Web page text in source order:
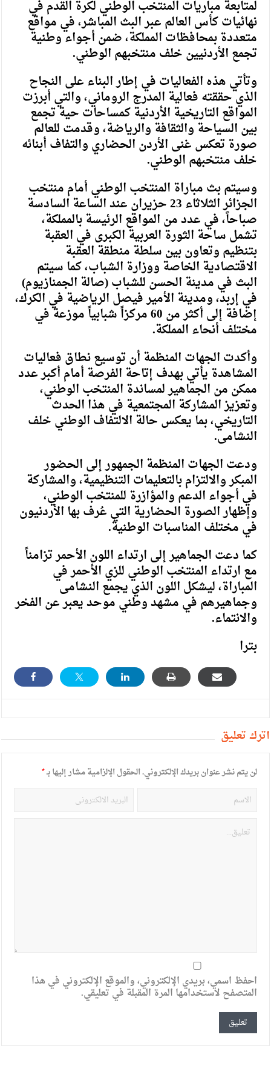
لمتابعة مباريات المنتخب الوطني لكرة القدم في
نهائيات كأس العالم عبر البث المباشر، في مواقع
متعددة بمحافظات المملكة، ضمن أجواء وطنية
تجمع الأردنيين خلف منتخبهم الوطني.
وتأتي هذه الفعاليات في إطار البناء على النجاح
الذي حققته فعالية المدرج الروماني، والتي أبرزت
المواقع التاريخية الأردنية كمساحات حية تجمع
بين السياحة والثقافة والرياضة، وقدمت للعالم
صورة تعكس غنى الأردن الحضاري والتفاف أبنائه
خلف منتخبهم الوطني.
وسيتم بث مباراة المنتخب الوطني أمام منتخب
الجزائر الثلاثاء 23 حزيران عند الساعة السادسة
صباحاً، في عدد من المواقع الرئيسة بالمملكة،
تشمل ساحة الثورة العربية الكبرى في العقبة
بتنظيم وتعاون بين سلطة منطقة العقبة
الاقتصادية الخاصة ووزارة الشباب، كما سيتم
البث في مدينة الحسن للشباب (صالة الجمنازيوم)
في إربد، ومدينة الأمير فيصل الرياضية في الكرك،
إضافة إلى أكثر من 60 مركزاً شبابياً موزعة في
مختلف أنحاء المملكة.
وأكدت الجهات المنظمة أن توسيع نطاق فعاليات
المشاهدة يأتي بهدف إتاحة الفرصة أمام أكبر عدد
ممكن من الجماهير لمساندة المنتخب الوطني،
وتعزيز المشاركة المجتمعية في هذا الحدث
التاريخي، بما يعكس حالة الالتفاف الوطني خلف
النشامى.
ودعت الجهات المنظمة الجمهور إلى الحضور
المبكر والالتزام بالتعليمات التنظيمية، والمشاركة
في أجواء الدعم والمؤازرة للمنتخب الوطني،
وإظهار الصورة الحضارية التي عُرف بها الأردنيون
في مختلف المناسبات الوطنية.
كما دعت الجماهير إلى ارتداء اللون الأحمر تزامناً
مع ارتداء المنتخب الوطني للزي الأحمر في
المباراة، ليشكل اللون الذي يجمع النشامى
وجماهيرهم في مشهد وطني موحد يعبر عن الفخر
والانتماء.
بترا
أترك تعليق
لن يتم نشر عنوان بريدك الإلكتروني.الحقول الإلزامية مشار إليها بـ*
احفظ اسمي، بريدي الإلكتروني، والموقع الإلكتروني في هذا
المتصفح لاستخدامها المرة المقبلة في تعليقي.